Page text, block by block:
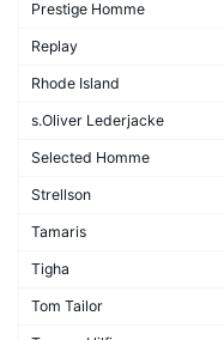
Prestige Homme
Replay
Rhode Island
s.Oliver Lederjacke
Selected Homme
Strellson
Tamaris
Tigha
Tom Tailor